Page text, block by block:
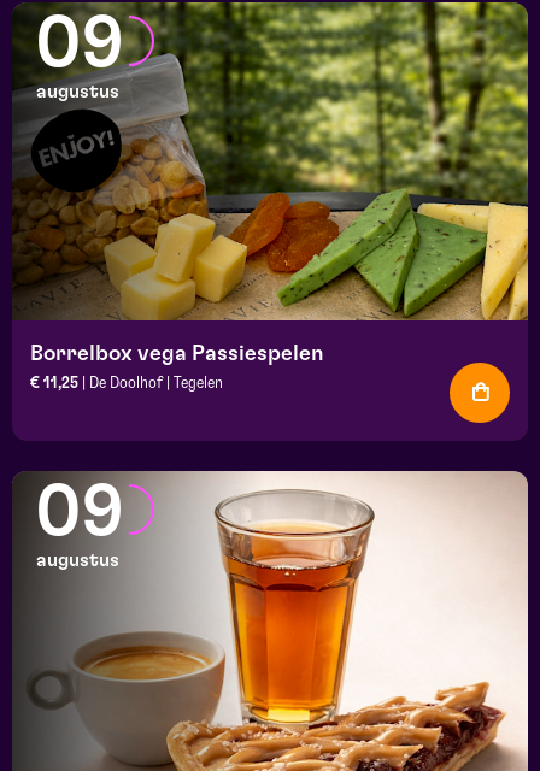
09
augustus
Borrelbox vega Passiespelen
€ 11,25 | De Doolhof | Tegelen
09
augustus